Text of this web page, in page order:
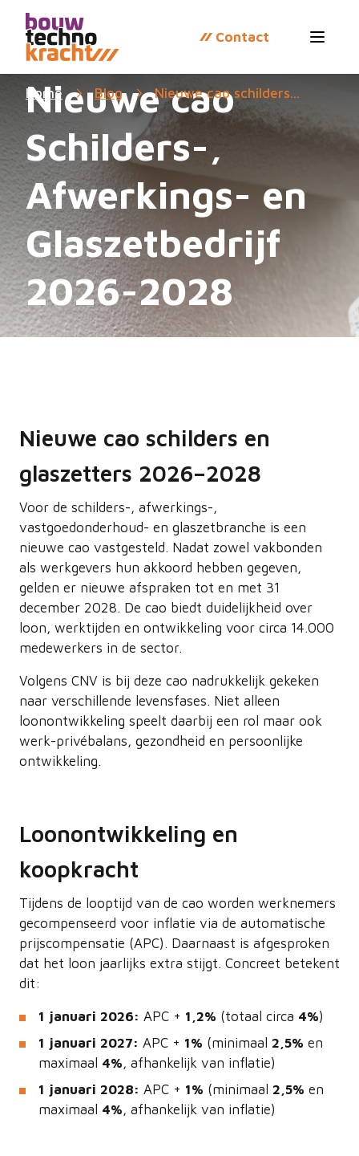
Contact
Open
Home Blog Nieuwe cao schilders...
Nieuwe cao
Schilders-,
Afwerkings- en
Glaszetbedrijf
2026-2028
Nieuwe cao schilders en
glaszetters 2026–2028
Voor de schilders-, afwerkings-,
vastgoedonderhoud- en glaszetbranche is een
nieuwe cao vastgesteld. Nadat zowel vakbonden
als werkgevers hun akkoord hebben gegeven,
gelden er nieuwe afspraken tot en met 31
december 2028. De cao biedt duidelijkheid over
loon, werktijden en ontwikkeling voor circa 14.000
medewerkers in de sector.
Volgens CNV is bij deze cao nadrukkelijk gekeken
naar verschillende levensfases. Niet alleen
loonontwikkeling speelt daarbij een rol maar ook
werk-privébalans, gezondheid en persoonlijke
ontwikkeling.
Loonontwikkeling en
koopkracht
Tijdens de looptijd van de cao worden werknemers
gecompenseerd voor inflatie via de automatische
prijscompensatie (APC). Daarnaast is afgesproken
dat het loon jaarlijks extra stijgt. Concreet betekent
dit:
1 januari 2026: APC + 1,2% (totaal circa 4%)
1 januari 2027: APC + 1% (minimaal 2,5% en
maximaal 4%, afhankelijk van inflatie)
1 januari 2028: APC + 1% (minimaal 2,5% en
maximaal 4%, afhankelijk van inflatie)